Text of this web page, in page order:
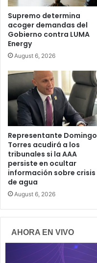
Supremo determina
acoger demandas del
Gobierno contra LUMA
Energy
August 6, 2026
Representante Domingo
Torres acudirá a los
tribunales si la AAA
persiste en ocultar
información sobre crisis
de agua
August 6, 2026
AHORA EN VIVO